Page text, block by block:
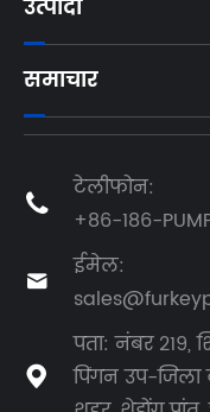
उत्पादों
समाचार

टेलीफोन:
+86-186-

ईमेल:

पता: नंबर 219,
पिंगन उप-जिला